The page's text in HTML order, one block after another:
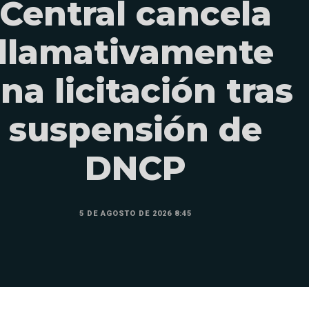
cancela
licitación tras
suspensión de
DNCP
5 DE AGOSTO DE 2026 8:45